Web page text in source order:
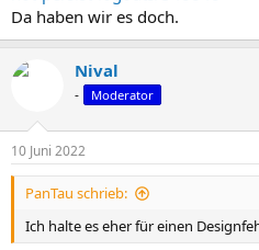
Da haben wir es doch.
Nival
- Moderator
10 Juni 2022
PanTau schrieb:
Ich halte es eher für einen